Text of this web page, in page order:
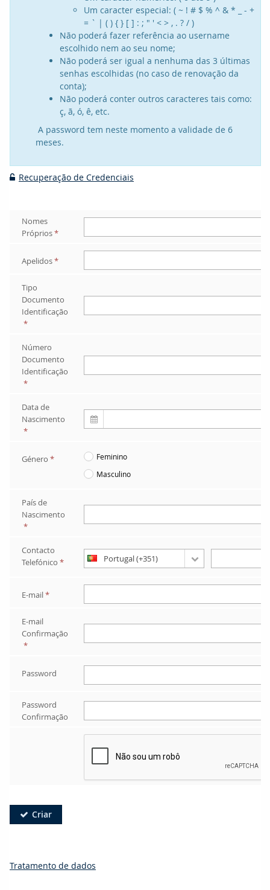
Um caracter especial: ( ~ ! # $ % ^ & * _ - +
= ` | ( ) { } [ ] : ; " ' < > , . ? / )
Não poderá fazer referência ao username
escolhido nem ao seu nome;
Não poderá ser igual a nenhuma das 3 últimas
senhas escolhidas (no caso de renovação da
conta);
Não poderá conter outros caracteres tais como:
ç, ã, ó, ê, etc.
A password tem neste momento a validade de 6
meses.
 Recuperação de Credenciais
Nomes
Próprios*
Apelidos*
Tipo
Documento
Identificação
*
Número
Documento
Identificação
*
Data de
Nascimento
*
Género *
Feminino
Masculino
País de
Nascimento
*
Contacto
Telefónico *
E-mail*
E-mail
Confirmação
*
Password
Password
Confirmação
 Criar
Tratamento de dados